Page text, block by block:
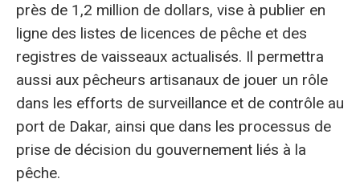
près de 1,2 million de dollars, vise à publier en
ligne des listes de licences de pêche et des
registres de vaisseaux actualisés. Il permettra
aussi aux pêcheurs artisanaux de jouer un rôle
dans les efforts de surveillance et de contrôle au
port de Dakar, ainsi que dans les processus de
prise de décision du gouvernement liés à la
pêche.